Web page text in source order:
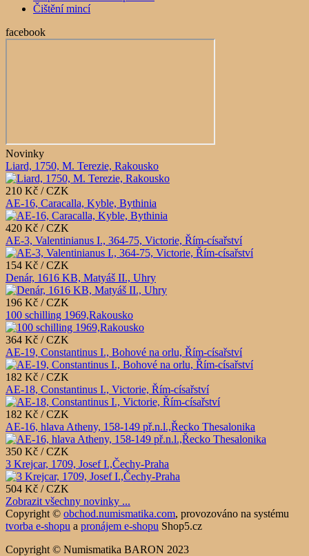
Čištění mincí
facebook
Novinky
Liard, 1750, M. Terezie, Rakousko
210 Kč / CZK
AE-16, Caracalla, Kyble, Bythinia
420 Kč / CZK
AE-3, Valentinianus I., 364-75, Victorie, Řím-císařství
154 Kč / CZK
Denár, 1616 KB, Matyáš II., Uhry
196 Kč / CZK
100 schilling 1969,Rakousko
364 Kč / CZK
AE-19, Constantinus I., Bohové na orlu, Řím-císařství
182 Kč / CZK
AE-18, Constantinus I., Victorie, Řím-císařství
182 Kč / CZK
AE-16, hlava Atheny, 158-149 př.n.l.,Řecko Thesalonika
350 Kč / CZK
3 Krejcar, 1709, Josef I.,Čechy-Praha
504 Kč / CZK
Zobrazit všechny novinky ...
Copyright © obchod.numismatika.com, provozováno na systému
tvorba e-shopu a pronájem e-shopu Shop5.cz
Copyright © Numismatika BARON 2023